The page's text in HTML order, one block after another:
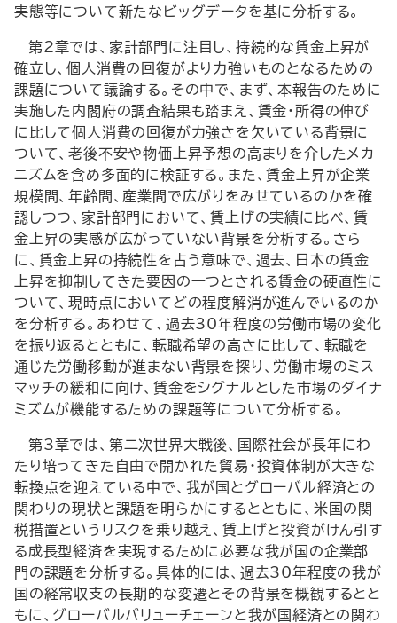
実態等について新たなビッグデータを基に分析する。
第2章では、家計部門に注目し、持続的な賃金上昇が
確立し、個人消費の回復がより力強いものとなるための
課題について議論する。その中で、まず、本報告のために
実施した内閣府の調査結果も踏まえ、賃金・所得の伸び
に比して個人消費の回復が力強さを欠いている背景に
ついて、老後不安や物価上昇予想の高まりを介したメカ
ニズムを含め多面的に検証する。また、賃金上昇が企業
規模間、年齢間、産業間で広がりをみせているのかを確
認しつつ、家計部門において、賃上げの実績に比べ、賃
金上昇の実感が広がっていない背景を分析する。さら
に、賃金上昇の持続性を占う意味で、過去、日本の賃金
上昇を抑制してきた要因の一つとされる賃金の硬直性に
ついて、現時点においてどの程度解消が進んでいるのか
を分析する。あわせて、過去30年程度の労働市場の変化
を振り返るとともに、転職希望の高さに比して、転職を
通じた労働移動が進まない背景を探り、労働市場のミス
マッチの緩和に向け、賃金をシグナルとした市場のダイナ
ミズムが機能するための課題等について分析する。
第3章では、第二次世界大戦後、国際社会が長年にわ
たり培ってきた自由で開かれた貿易・投資体制が大きな
転換点を迎えている中で、我が国とグローバル経済との
関わりの現状と課題を明らかにするとともに、米国の関
税措置というリスクを乗り越え、賃上げと投資がけん引す
る成長型経済を実現するために必要な我が国の企業部
門の課題を分析する。具体的には、過去30年程度の我が
国の経常収支の長期的な変遷とその背景を概観するとと
もに、グローバルバリューチェーンと我が国経済との関わ